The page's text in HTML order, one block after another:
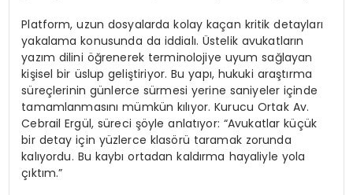
Platform, uzun dosyalarda kolay kaçan kritik detayları
yakalama konusunda da iddialı. Üstelik avukatların
yazım dilini öğrenerek terminolojiye uyum sağlayan
kişisel bir üslup geliştiriyor. Bu yapı, hukuki araştırma
süreçlerinin günlerce sürmesi yerine saniyeler içinde
tamamlanmasını mümkün kılıyor. Kurucu Ortak Av.
Cebrail Ergül, süreci şöyle anlatıyor: “Avukatlar küçük
bir detay için yüzlerce klasörü taramak zorunda
kalıyordu. Bu kaybı ortadan kaldırma hayaliyle yola
çıktım.”